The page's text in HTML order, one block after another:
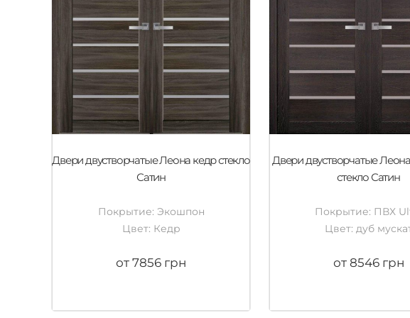
Двери двустворчатые Леона кедр стекло
Сатин
Покрытие: Экошпон
Цвет: Кедр
от 7856 грн
Двери двустворчатые
стекло Сатин
Покрытие: ПВХ
Цвет: дуб
от 8546 грн